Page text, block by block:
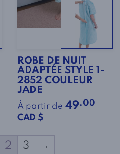
ROBE DE NUIT
ADAPTÉE STYLE 1-
2852 COULEUR
JADE
À partir de 49.00
CAD $
2 3 →